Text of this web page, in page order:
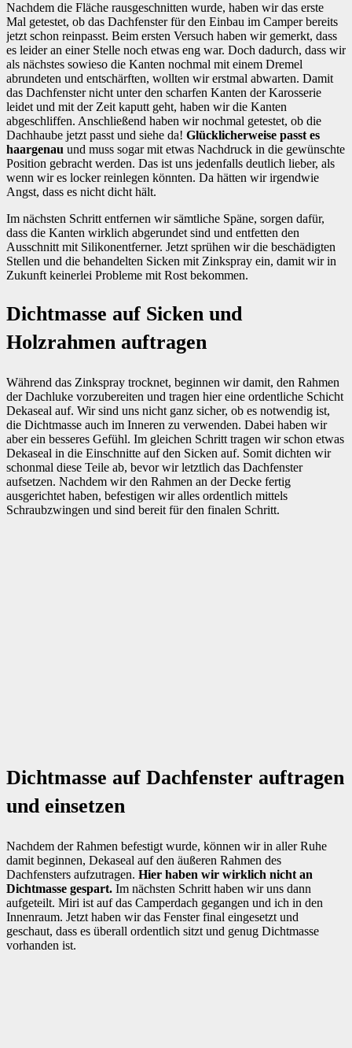
Nachdem die Fläche rausgeschnitten wurde, haben wir das erste
Mal getestet, ob das Dachfenster für den Einbau im Camper bereits
jetzt schon reinpasst. Beim ersten Versuch haben wir gemerkt, dass
es leider an einer Stelle noch etwas eng war. Doch dadurch, dass wir
als nächstes sowieso die Kanten nochmal mit einem Dremel
abrundeten und entschärften, wollten wir erstmal abwarten. Damit
das Dachfenster nicht unter den scharfen Kanten der Karosserie
leidet und mit der Zeit kaputt geht, haben wir die Kanten
abgeschliffen. Anschließend haben wir nochmal getestet, ob die
Dachhaube jetzt passt und siehe da! Glücklicherweise passt es
haargenau und muss sogar mit etwas Nachdruck in die gewünschte
Position gebracht werden. Das ist uns jedenfalls deutlich lieber, als
wenn wir es locker reinlegen könnten. Da hätten wir irgendwie
Angst, dass es nicht dicht hält.
Im nächsten Schritt entfernen wir sämtliche Späne, sorgen dafür,
dass die Kanten wirklich abgerundet sind und entfetten den
Ausschnitt mit Silikonentferner. Jetzt sprühen wir die beschädigten
Stellen und die behandelten Sicken mit Zinkspray ein, damit wir in
Zukunft keinerlei Probleme mit Rost bekommen.
Dichtmasse auf Sicken und
Holzrahmen auftragen
Während das Zinkspray trocknet, beginnen wir damit, den Rahmen
der Dachluke vorzubereiten und tragen hier eine ordentliche Schicht
Dekaseal auf. Wir sind uns nicht ganz sicher, ob es notwendig ist,
die Dichtmasse auch im Inneren zu verwenden. Dabei haben wir
aber ein besseres Gefühl. Im gleichen Schritt tragen wir schon etwas
Dekaseal in die Einschnitte auf den Sicken auf. Somit dichten wir
schonmal diese Teile ab, bevor wir letztlich das Dachfenster
aufsetzen. Nachdem wir den Rahmen an der Decke fertig
ausgerichtet haben, befestigen wir alles ordentlich mittels
Schraubzwingen und sind bereit für den finalen Schritt.
Dichtmasse auf Dachfenster auftragen
und einsetzen
Nachdem der Rahmen befestigt wurde, können wir in aller Ruhe
damit beginnen, Dekaseal auf den äußeren Rahmen des
Dachfensters aufzutragen. Hier haben wir wirklich nicht an
Dichtmasse gespart. Im nächsten Schritt haben wir uns dann
aufgeteilt. Miri ist auf das Camperdach gegangen und ich in den
Innenraum. Jetzt haben wir das Fenster final eingesetzt und
geschaut, dass es überall ordentlich sitzt und genug Dichtmasse
vorhanden ist.